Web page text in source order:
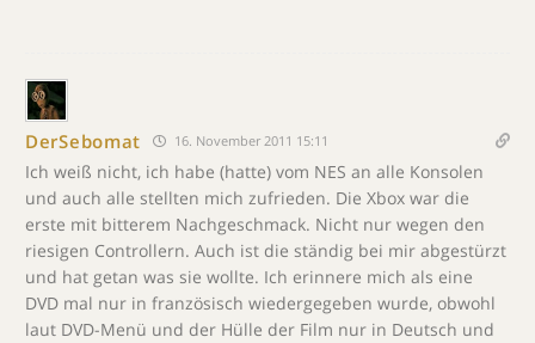
DerSebomat 16. November 2011 15:11
Ich weiß nicht, ich habe (hatte) vom NES an alle Konsolen
und auch alle stellten mich zufrieden. Die Xbox war die
erste mit bitterem Nachgeschmack. Nicht nur wegen den
riesigen Controllern. Auch ist die ständig bei mir abgestürzt
und hat getan was sie wollte. Ich erinnere mich als eine
DVD mal nur in französisch wiedergegeben wurde, obwohl
laut DVD-Menü und der Hülle der Film nur in Deutsch und